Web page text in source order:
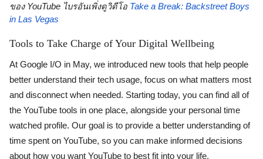
ของ YouTube ไบรอันเพิ่งดูวิดีโอ Take a Break: Backstreet Boys
in Las Vegas
Tools to Take Charge of Your Digital Wellbeing
At Google I/O in May, we introduced new tools that help people
better understand their tech usage, focus on what matters most
and disconnect when needed. Starting today, you can find all of
the YouTube tools in one place, alongside your personal time
watched profile. Our goal is to provide a better understanding of
time spent on YouTube, so you can make informed decisions
about how you want YouTube to best fit into your life.